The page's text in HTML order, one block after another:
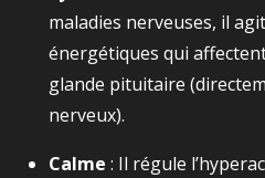
maladies nerveuses, il
énergétiques qui
glande pituitaire
nerveux).
Calme : Il régule